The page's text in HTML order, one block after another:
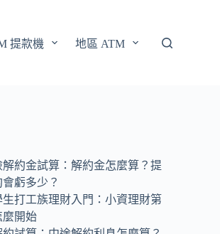
提款機 地區 ATM
解約金試算：解約金怎麼算？提
虧多少？
生打工族理財入門：小資理財第
麼開始